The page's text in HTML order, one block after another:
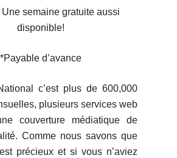
Une semaine gratuite aussi
disponible!
*Payable d’avance
c’est plus de 600,000
plusieurs services web
couverture médiatique de
Comme nous savons que
précieux et si vous n’aviez